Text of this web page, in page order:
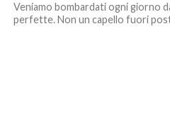
Veniamo bombardati ogni giorno
perfette. Non un capello fuori